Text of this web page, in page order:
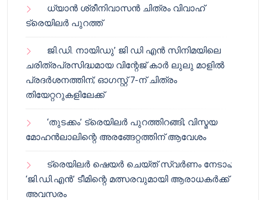
ധ്യാൻ ശ്രീനിവാസൻ ചിത്രം വിവാഹ്
ട്രെയിലർ പുറത്ത്
ജി.ഡി. നായിഡു’ ജി ഡി എൻ സിനിമയിലെ
ചരിത്രപ്രസിദ്ധമായ വിന്റേജ് കാർ ലുലു മാളിൽ
പ്രദർശനത്തിന്; ഓഗസ്റ്റ് 7-ന് ചിത്രം
തിയേറ്ററുകളിലേക്ക്
‘തുടക്കം’ ട്രെയിലർ പുറത്തിറങ്ങി; വിസ്മയ
മോഹൻലാലിന്റെ അരങ്ങേറ്റത്തിന് ആവേശം
ട്രെയിലർ ഷെയർ ചെയ്‌ത് സ്വർണം നേടാം;
‘ജി.ഡി.എൻ’ ടീമിന്റെ മത്സരവുമായി ആരാധകർക്ക്
അവസരം